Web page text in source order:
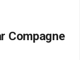
Compagne